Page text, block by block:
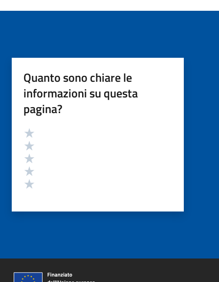
Quanto sono chiare le
informazioni su questa
pagina?
Valutazione